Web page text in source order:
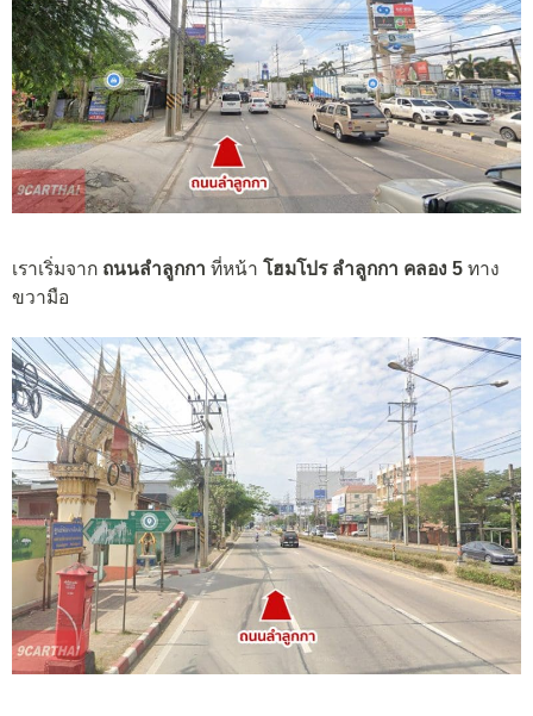
เราเริ่มจาก ถนนลำลูกกา ที่หน้า โฮมโปร ลำลูกกา คลอง 5 ทาง
ขวามือ